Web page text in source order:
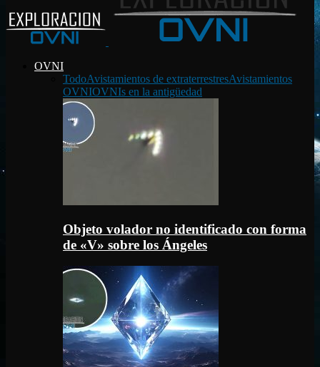
OVNI
TodoAvistamientos de extraterrestresAvistamientos
OVNIOVNIs en la antigüedad
Objeto volador no identificado con forma
de «V» sobre los Ángeles